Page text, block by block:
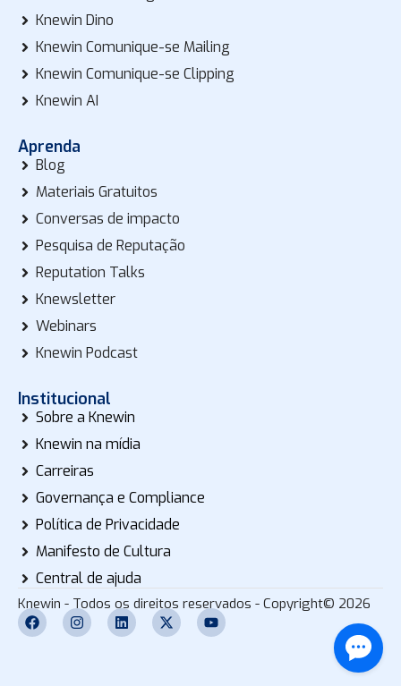
Knewin Dino
Knewin Comunique-se Mailing
Knewin Comunique-se Clipping
Knewin AI
Aprenda
Blog
Materiais Gratuitos
Conversas de impacto
Pesquisa de Reputação
Reputation Talks
Knewsletter
Webinars
Knewin Podcast
Institucional
Sobre a Knewin
Knewin na mídia
Carreiras
Governança e Compliance
Política de Privacidade
Manifesto de Cultura
Central de ajuda
Knewin - Todos os direitos reservados - Copyright© 2026